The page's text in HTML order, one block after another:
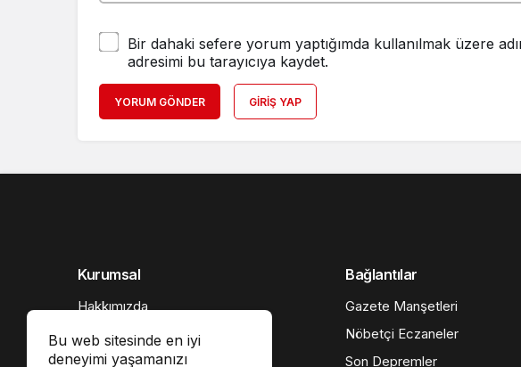
Bir dahaki sefere yorum yaptığımda kullanılmak üzere
adresimi bu tarayıcıya kaydet.
YORUM GÖNDER GIRIŞ YAP
Bu web sitesinde en iyi
deneyimi yaşamanızı
Kurumsal
Hakkımızda
İletişim
Künye
Bağlantılar
Gazete Manşetleri
Nöbetçi Eczaneler
Son Depremler